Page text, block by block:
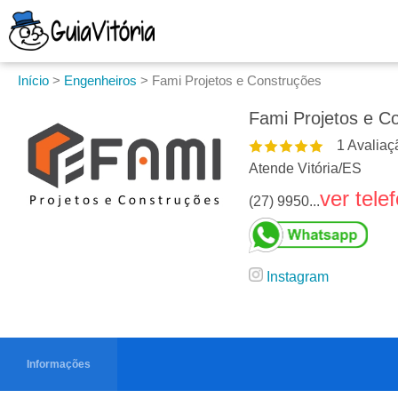
Início > Engenheiros > Fami Projetos e Construções
Fami Projetos e
1
Atende Vitória/ES
(27) 9950...ver
Instagram
Informações